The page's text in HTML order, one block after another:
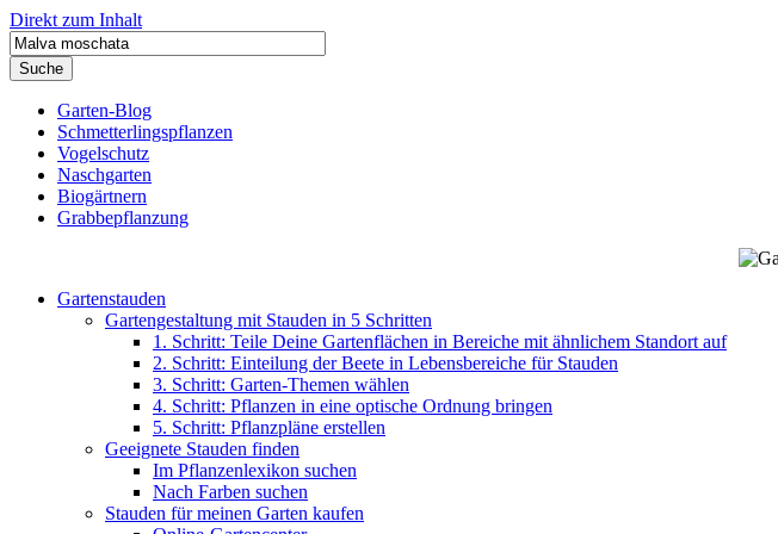
Direkt zum Inhalt
Garten-Blog
Schmetterlingspflanzen
Vogelschutz
Naschgarten
Biogärtnern
Grabbepflanzung
Gartenstauden
Gartengestaltung mit Stauden in 5 Schritten
1. Schritt: Teile Deine Gartenflächen in Bereiche mit ähnlichem Standort auf
2. Schritt: Einteilung der Beete in Lebensbereiche für Stauden
3. Schritt: Garten-Themen wählen
4. Schritt: Pflanzen in eine optische Ordnung bringen
5. Schritt: Pflanzpläne erstellen
Geeignete Stauden finden
Im Pflanzenlexikon suchen
Nach Farben suchen
Stauden für meinen Garten kaufen